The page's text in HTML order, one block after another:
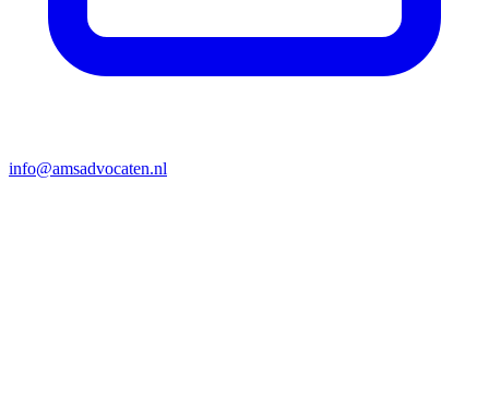
info@amsadvocaten.nl